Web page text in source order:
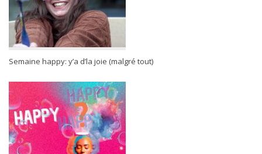
Semaine happy: y’a d’la joie (malgré tout)